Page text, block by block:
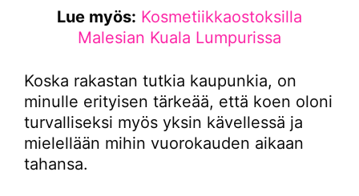
Lue myös: Kosmetiikkaostoksilla
Malesian Kuala Lumpurissa
Koska rakastan tutkia kaupunkia, on
minulle erityisen tärkeää, että koen oloni
turvalliseksi myös yksin kävellessä ja
mielellään mihin vuorokauden aikaan
tahansa.